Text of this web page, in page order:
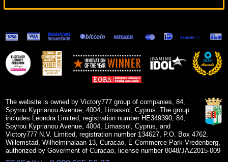
Mount Olympus Revenge Of Medusa
5705 ₽
sgvwood***
Bratva
The website is owned by Victory777 group of companies, 84,
Spyrou Kyprianou Avenue, 4004, Limassol, Cyprus. The group
includes Leondra Limited, registration number HE349390, 84,
Spyrou Kyprianou Avenue, 4004, Limassol, Cyprus, and
Victory777 N.V. Limited, registration number 134627, P.O. Box 4762,
Willemstad, Wilhelminalaan 13, Curacao, E-Commerce Park Vredenberg,
authorized by Goverment of Curacao, license number 8048/JAZ2015-009